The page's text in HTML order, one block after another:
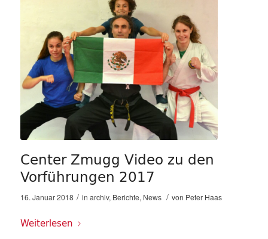
Center Zmugg Video zu den
Vorführungen 2017
16. Januar 2018 / in archiv, Berichte, News / von Peter Haas
Weiterlesen